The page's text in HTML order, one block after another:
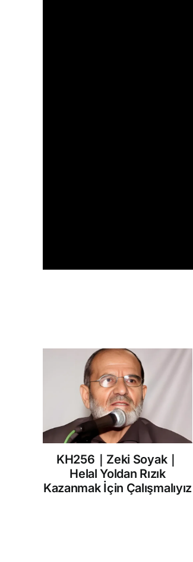
KH256｜Zeki Soyak｜
Helal Yoldan Rızık
Kazanmak İçin Çalışmalıyız